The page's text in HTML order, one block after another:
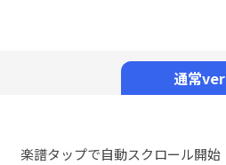
通常ver
楽譜タップで自動スクロール開始